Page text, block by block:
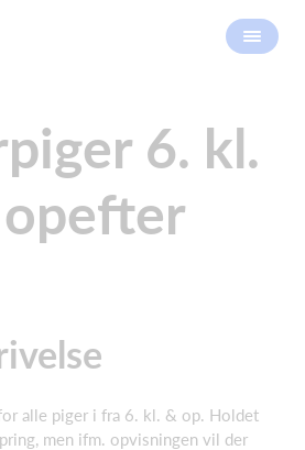
6. kl.
alle piger i fra 6. kl. & op. Holdet
men ifm. opvisningen vil der